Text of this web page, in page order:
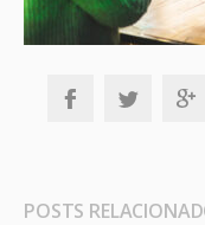
POSTS